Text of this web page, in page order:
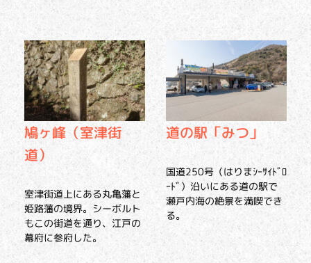
鳩ヶ峰（室津街
道）
室津街道上にある丸亀藩と
姫路藩の境界。シーボルト
もこの街道を通り、江戸の
幕府に参府した。
道の駅「みつ」
国道250号（はりまｼｰｻｲﾄﾞﾛ
ｰﾄﾞ）沿いにある道の駅で
瀬戸内海の絶景を満喫でき
る。